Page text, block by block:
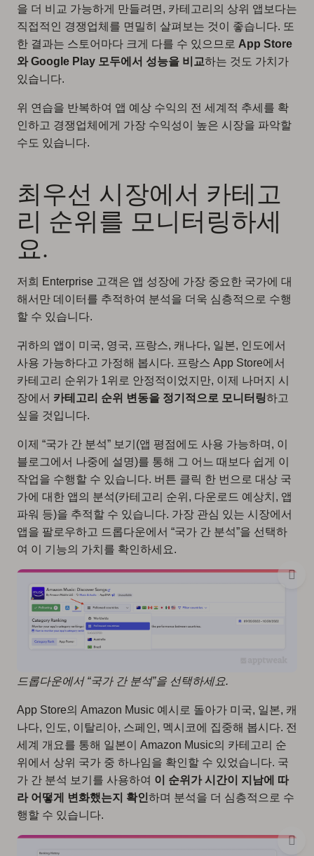
을 더 비교 가능하게 만들려면, 카테고리의 상위 앱보다는
직접적인 경쟁업체를 면밀히 살펴보는 것이 좋습니다. 또
한 결과는 스토어마다 크게 다를 수 있으므로 App Store
와 Google Play 모두에서 성능을 비교하는 것도 가치가
있습니다.
위 연습을 반복하여 앱 예상 수익의 전 세계적 추세를 확
인하고 경쟁업체에게 가장 수익성이 높은 시장을 파악할
수도 있습니다.
최우선 시장에서 카테고
리 순위를 모니터링하세
요.
저희 Enterprise 고객은 앱 성장에 가장 중요한 국가에 대
해서만 데이터를 추적하여 분석을 더욱 심층적으로 수행
할 수 있습니다.
귀하의 앱이 미국, 영국, 프랑스, 캐나다, 일본, 인도에서
사용 가능하다고 가정해 봅시다. 프랑스 App Store에서
카테고리 순위가 1위로 안정적이었지만, 이제 나머지 시
장에서 카테고리 순위 변동을 정기적으로 모니터링하고
싶을 것입니다.
이제 “국가 간 분석” 보기(앱 평점에도 사용 가능하며, 이
블로그에서 나중에 설명)를 통해 그 어느 때보다 쉽게 이
작업을 수행할 수 있습니다. 버튼 클릭 한 번으로 대상 국
가에 대한 앱의 분석(카테고리 순위, 다운로드 예상치, 앱
파워 등)을 추적할 수 있습니다. 가장 관심 있는 시장에서
앱을 팔로우하고 드롭다운에서 “국가 간 분석”을 선택하
여 이 기능의 가치를 확인하세요.
드롭다운에서 “국가 간 분석”을 선택하세요.
App Store의 Amazon Music 예시로 돌아가 미국, 일본, 캐
나다, 인도, 이탈리아, 스페인, 멕시코에 집중해 봅시다. 전
세계 개요를 통해 일본이 Amazon Music의 카테고리 순
위에서 상위 국가 중 하나임을 확인할 수 있었습니다. 국
가 간 분석 보기를 사용하여 이 순위가 시간이 지남에 따
라 어떻게 변화했는지 확인하며 분석을 더 심층적으로 수
행할 수 있습니다.